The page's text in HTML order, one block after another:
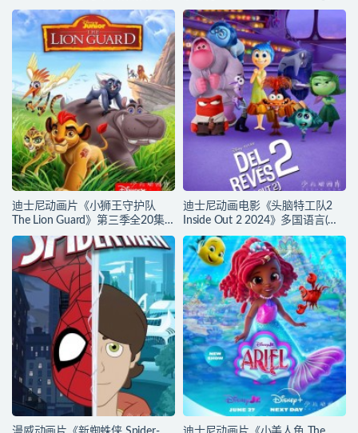
语)+多国字幕(含中文) 官方纯净收
藏版 720P/MKV/3.66G 动画片神
奇一家下载
多国语言(含国语)+多国字幕(含中
文) 官方纯净收藏版
720P/MKV/6.61G 动画片下载
迪士尼动画片《小狮王守护队
The Lion Guard》第三季全20集
多国语言(含国语)+多国字幕(含中
文) 官方纯净收藏版
720P/MKV/15.9G 动画片小狮王
守护队下载
迪士尼动画电影《头脑特工队2
Inside Out 2 2024》多国语言(含
国语)+多国字幕(含中文) 官方纯净
收藏版 720P/MKV/4.75G 动画片
头脑特工队下载